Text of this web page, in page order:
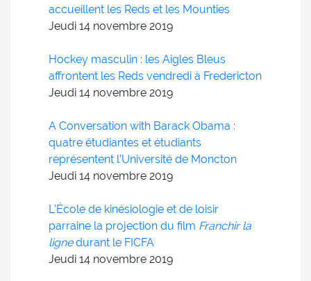
accueillent les Reds et les Mounties
Jeudi 14 novembre 2019
Hockey masculin : les Aigles Bleus
affrontent les Reds vendredi à Fredericton
Jeudi 14 novembre 2019
A Conversation with Barack Obama :
quatre étudiantes et étudiants
représentent l’Université de Moncton
Jeudi 14 novembre 2019
L’École de kinésiologie et de loisir
parraine la projection du film Franchir la
lignedurant le FICFA
Jeudi 14 novembre 2019